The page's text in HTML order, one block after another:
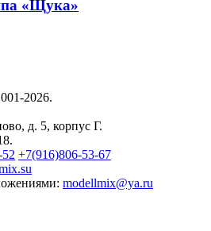
«Щука»
2026.
д. 5, корпус Г.
+7(916)806-53-67
modellmix@ya.ru